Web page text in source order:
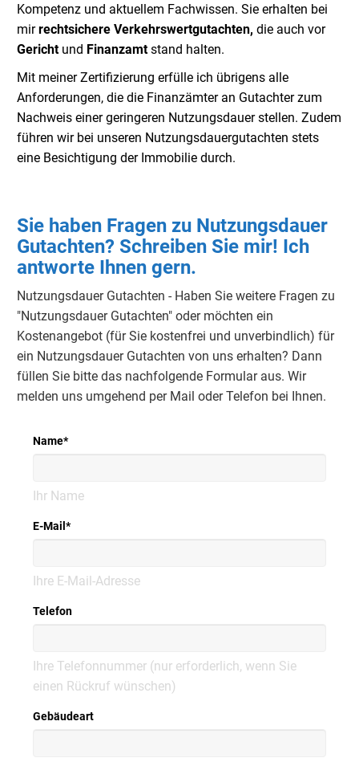
Kompetenz und aktuellem Fachwissen. Sie erhalten bei
mirrechtsichere Verkehrswertgutachten, die auch vor
Gerichtund Finanzamtstand halten.
Mit meiner Zertifizierung erfülle ich übrigens alle
Anforderungen, die die Finanzämter an Gutachter zum
Nachweis einer geringeren Nutzungsdauer stellen. Zudem
führen wir bei unseren Nutzungsdauergutachten stets
eine Besichtigung der Immobilie durch.
Sie haben Fragen zu Nutzungsdauer
Gutachten? Schreiben Sie mir! Ich
antworte Ihnen gern.
Nutzungsdauer Gutachten - Haben Sie weitere Fragen zu
"Nutzungsdauer Gutachten" oder möchten ein
Kostenangebot (für Sie kostenfrei und unverbindlich) für
ein Nutzungsdauer Gutachten von uns erhalten? Dann
füllen Sie bitte das nachfolgende Formular aus. Wir
melden uns umgehend per Mail oder Telefon bei Ihnen.
Name*
Ihr Name
E-Mail *
Ihre E-Mail-Adresse
Telefon
Ihre Telefonnummer (nur erforderlich, wenn Sie
einen Rückruf wünschen)
Gebäudeart